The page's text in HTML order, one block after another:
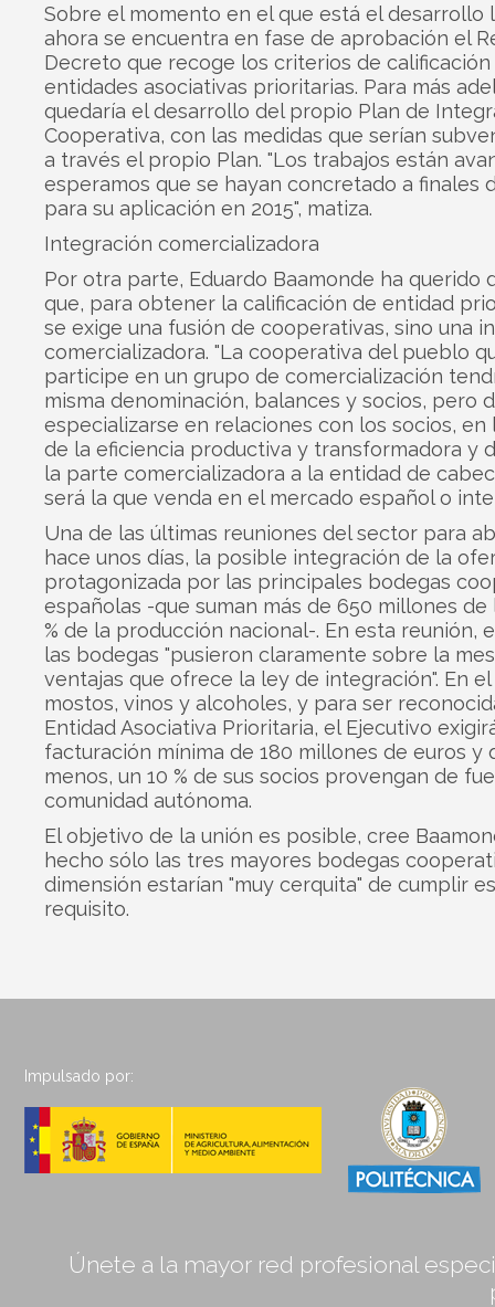
Sobre el momento en el que está el desarrollo
ahora se encuentra en fase de aprobación el
Decreto que recoge los criterios de calificación
entidades asociativas prioritarias. Para más
quedaría el desarrollo del propio Plan de
Cooperativa, con las medidas que serían
a través el propio Plan. "Los trabajos están
esperamos que se hayan concretado a finales
para su aplicación en 2015", matiza.
Integración comercializadora
Por otra parte, Eduardo Baamonde ha querido
que, para obtener la calificación de entidad
se exige una fusión de cooperativas, sino una
comercializadora. "La cooperativa del pueblo
participe en un grupo de comercialización
misma denominación, balances y socios, pero
especializarse en relaciones con los socios, en
de la eficiencia productiva y transformadora y
la parte comercializadora a la entidad de
será la que venda en el mercado español o
Una de las últimas reuniones del sector para
hace unos días, la posible integración de la
protagonizada por las principales bodegas
españolas -que suman más de 650 millones de
% de la producción nacional-. En esta reunión,
las bodegas "pusieron claramente sobre la
ventajas que ofrece la ley de integración". En
mostos, vinos y alcoholes, y para ser
Entidad Asociativa Prioritaria, el Ejecutivo
facturación mínima de 180 millones de euros y
menos, un 10 % de sus socios provengan de
comunidad autónoma.
El objetivo de la unión es posible, cree
hecho sólo las tres mayores bodegas
dimensión estarían "muy cerquita" de cumplir
requisito.
Impulsado por:
Únete a la mayor red profesional